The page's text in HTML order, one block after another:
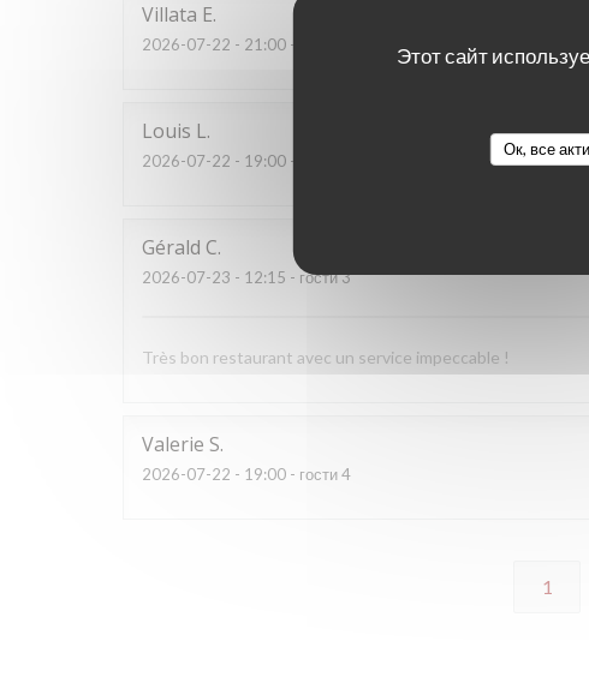
Этот сайт
Ок, все
Villata E
2026-07-22 - 21:00 - гости 2
Louis L
2026-07-22 - 19:00 - гости 3
Gérald C
2026-07-23 - 12:15 - гости 3
Très bon restaurant avec un service impeccable !
Valerie S
2026-07-22 - 19:00 - гости 4
1